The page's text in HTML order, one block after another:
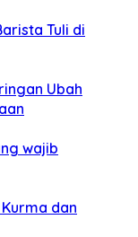
Tuli di
Ubah
wajib
dan